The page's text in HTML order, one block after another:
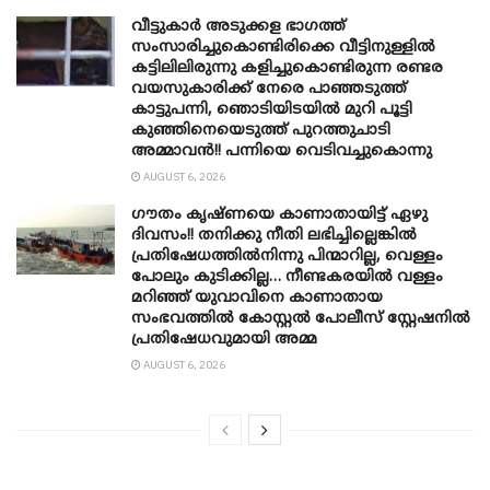
വീട്ടുകാർ അ‌ടുക്കള ഭാ​ഗത്ത്
സംസാരിച്ചുകൊണ്ടിരിക്കെ വീട്ടിനുള്ളിൽ
കട്ടിലിലിരുന്നു കളിച്ചുകൊണ്ടിരുന്ന രണ്ടര
വയസുകാരിക്ക് നേരെ പാഞ്ഞടുത്ത്
കാട്ടുപന്നി, ‍ഞൊടിയി‌ടയിൽ മുറി പൂട്ടി
കുഞ്ഞിനെയെടുത്ത് പുറത്തുചാടി
അമ്മാവൻ!! പന്നിയെ വെടിവച്ചുകൊന്നു
AUGUST 6, 2026
ഗൗതം കൃഷ്ണയെ കാണാതായിട്ട് ഏഴു
ദിവസം!! തനിക്കു നീതി ലഭിച്ചില്ലെങ്കിൽ
പ്രതിഷേധത്തിൽനിന്നു പിന്മാറില്ല, വെള്ളം
പോലും കുടിക്കില്ല… നീണ്ടകരയിൽ വള്ളം
മറിഞ്ഞ് യുവാവിനെ കാണാതായ
സംഭവത്തിൽ കോസ്റ്റൽ പോലീസ് സ്റ്റേഷനിൽ
പ്രതിഷേധവുമായി അമ്മ
AUGUST 6, 2026